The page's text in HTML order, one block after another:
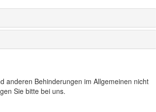
anderen Behinderungen im Allgemeinen nicht
Sie bitte bei uns.